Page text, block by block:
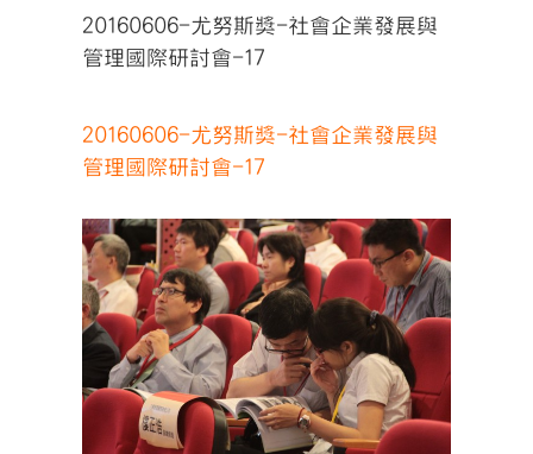
20160606-尤努斯獎-社會企業發展與
管理國際研討會-17
20160606-尤努斯獎-社會企業發展與
管理國際研討會-17